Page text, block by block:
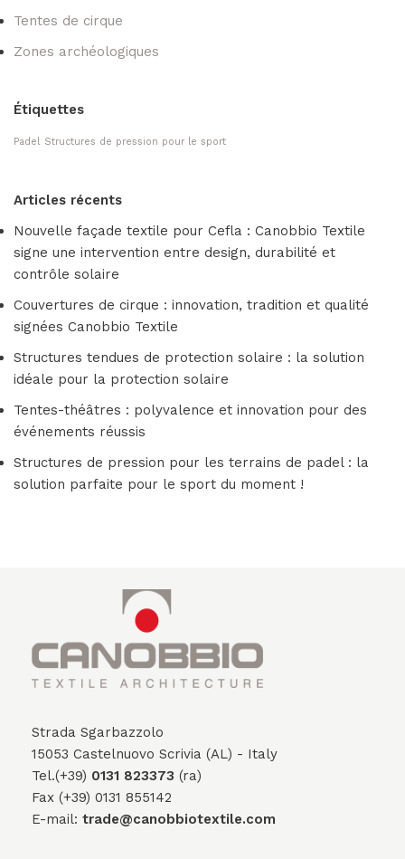
Tentes de cirque
Zones archéologiques
Étiquettes
Padel Structures de pression pour le sport
Articles récents
Nouvelle façade textile pour Cefla : Canobbio Textile
signe une intervention entre design, durabilité et
contrôle solaire
Couvertures de cirque : innovation, tradition et qualité
signées Canobbio Textile
Structures tendues de protection solaire : la solution
idéale pour la protection solaire
Tentes-théâtres : polyvalence et innovation pour des
événements réussis
Structures de pression pour les terrains de padel : la
solution parfaite pour le sport du moment !
Strada Sgarbazzolo
15053 Castelnuovo Scrivia (AL) - Italy
Tel.(+39) 0131 823373 (ra)
Fax (+39) 0131 855142
E-mail: trade@canobbiotextile.com